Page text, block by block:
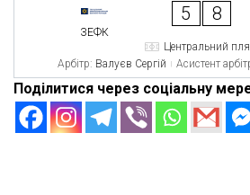
ЗЕФК
5 8
Центральний
Арбітр: Валуєв Сергій Асистент
Поділитися через соціальну